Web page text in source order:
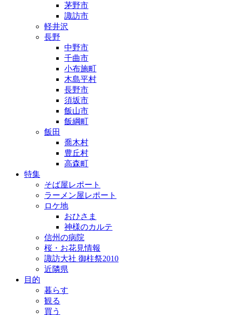
茅野市
諏訪市
軽井沢
長野
中野市
千曲市
小布施町
木島平村
長野市
須坂市
飯山市
飯綱町
飯田
喬木村
豊丘村
高森町
特集
そば屋レポート
ラーメン屋レポート
ロケ地
おひさま
神様のカルテ
信州の病院
桜・お花見情報
諏訪大社 御柱祭2010
近隣県
目的
暮らす
観る
買う